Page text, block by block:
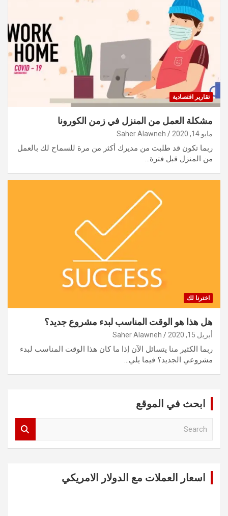
تقارير اقتصادية
مشكلة العمل من المنزل في زمن الكورونا
مايو 14, 2020 Saher Alawneh
ربما تكون قد طلبت من مديرك أكثر من مرة للسماح لك بالعمل
من المنزل قبل فترة…
اخترنا لك
هل هذا هو الوقت المناسب لبدء مشروع جديد؟
أبريل 15, 2020 Saher Alawneh
ربما الكثير منا يتسائل الآن إذا ما كان هذا الوقت المناسب لبدء
مشروعي الجديد؟ فيما يلي…
ابحث في الموقع
اسعار العملات مع الدولار الامريكي